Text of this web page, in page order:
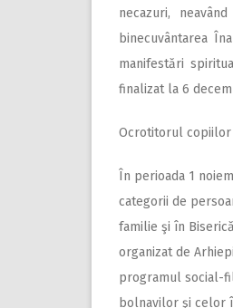
necazuri,
binecuvântarea
manifestări
finalizat la 6
Ocrotitorul
În perioada 1
categorii de
familie şi în
organizat de
programul social-
bolnavilor şi celor